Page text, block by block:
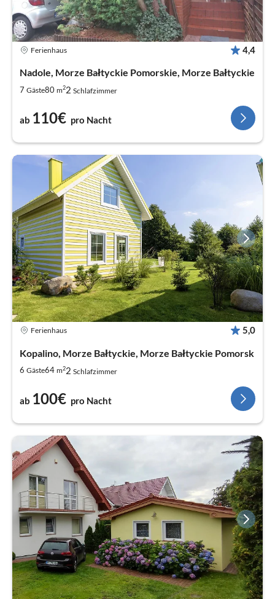
Ferienhaus 4,4
Nadole, Morze Bałtyckie Pomorskie, Morze Bałtyckie
7 Gäste80 m22 Schlafzimmer
ab 110€ pro Nacht
Ferienhaus 5,0
Kopalino, Morze Bałtyckie, Morze Bałtyckie Pomorsk
6 Gäste64 m22 Schlafzimmer
ab 100€ pro Nacht